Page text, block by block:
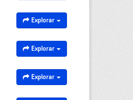
Explorar
Explorar
Explorar